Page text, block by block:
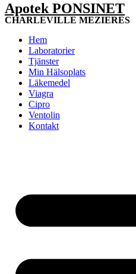
Apotek PONSINET
CHARLEVILLE MEZIERES
Hem
Laboratorier
Tjänster
Min Hälsoplats
Läkemedel
Viagra
Cipro
Ventolin
Kontakt